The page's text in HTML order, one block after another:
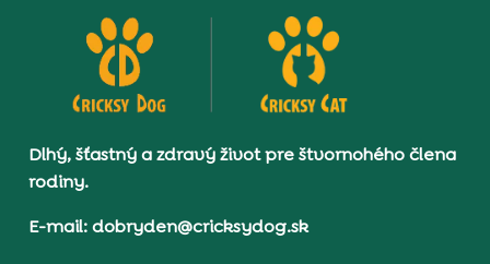
Dlhý, šťastný a zdravý život pre štvornohého člena
rodiny.
E-mail: dobryden@cricksydog.sk